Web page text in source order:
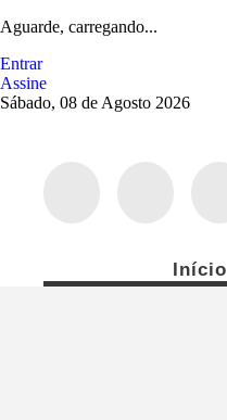
Aguarde, carregando...
Entrar
Assine
Sábado, 08 de Agosto 2026
Início